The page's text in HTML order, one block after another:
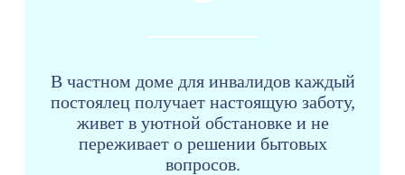
В частном доме для инвалидов каждый
постоялец получает настоящую заботу,
живет в уютной обстановке и не
переживает о решении бытовых
вопросов.